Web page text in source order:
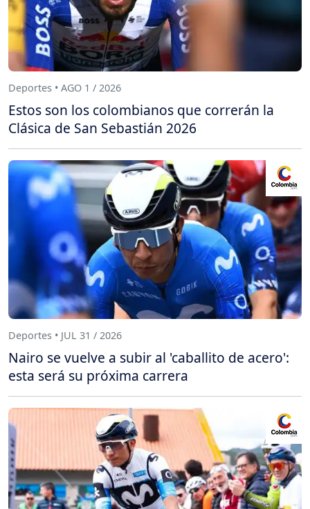
Deportes • AGO 1 / 2026
Estos son los colombianos que correrán la
Clásica de San Sebastián 2026
Deportes • JUL 31 / 2026
Nairo se vuelve a subir al 'caballito de acero':
esta será su próxima carrera